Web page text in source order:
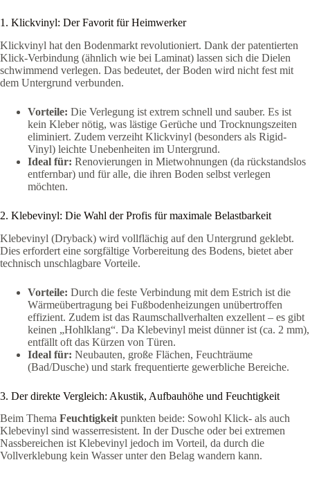
1. Klickvinyl: Der Favorit für Heimwerker
Klickvinyl hat den Bodenmarkt revolutioniert. Dank der patentierten
Klick-Verbindung (ähnlich wie bei Laminat) lassen sich die Dielen
schwimmend verlegen. Das bedeutet, der Boden wird nicht fest mit
dem Untergrund verbunden.
Vorteile: Die Verlegung ist extrem schnell und sauber. Es ist
kein Kleber nötig, was lästige Gerüche und Trocknungszeiten
eliminiert. Zudem verzeiht Klickvinyl (besonders als Rigid-
Vinyl) leichte Unebenheiten im Untergrund.
Ideal für: Renovierungen in Mietwohnungen (da rückstandslos
entfernbar) und für alle, die ihren Boden selbst verlegen
möchten.
2. Klebevinyl: Die Wahl der Profis für maximale Belastbarkeit
Klebevinyl (Dryback) wird vollflächig auf den Untergrund geklebt.
Dies erfordert eine sorgfältige Vorbereitung des Bodens, bietet aber
technisch unschlagbare Vorteile.
Vorteile: Durch die feste Verbindung mit dem Estrich ist die
Wärmeübertragung bei Fußbodenheizungen unübertroffen
effizient. Zudem ist das Raumschallverhalten exzellent – es gibt
keinen „Hohlklang“. Da Klebevinyl meist dünner ist (ca. 2 mm),
entfällt oft das Kürzen von Türen.
Ideal für: Neubauten, große Flächen, Feuchträume
(Bad/Dusche) und stark frequentierte gewerbliche Bereiche.
3. Der direkte Vergleich: Akustik, Aufbauhöhe und Feuchtigkeit
Beim Thema Feuchtigkeit punkten beide: Sowohl Klick- als auch
Klebevinyl sind wasserresistent. In der Dusche oder bei extremen
Nassbereichen ist Klebevinyl jedoch im Vorteil, da durch die
Vollverklebung kein Wasser unter den Belag wandern kann.